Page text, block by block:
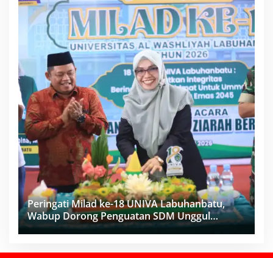
Peringati Milad ke-18 UNIVA Labuhanbatu,
Wabup Dorong Penguatan SDM Unggul
Menuju Indonesia Emas 2045